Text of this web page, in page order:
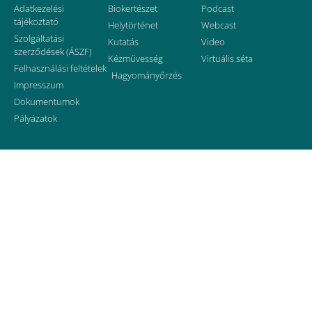
Adatkezelési
tájékoztató
Szolgáltatási
szerződések (ÁSZF)
Felhasználási feltételek
Impresszum
Dokumentumok
Pályázatok
Biokertészet
Helytörténet
Kutatás
Kézművesség
Hagyományőrzés
Podcast
Webcast
Video
Virtuális séta